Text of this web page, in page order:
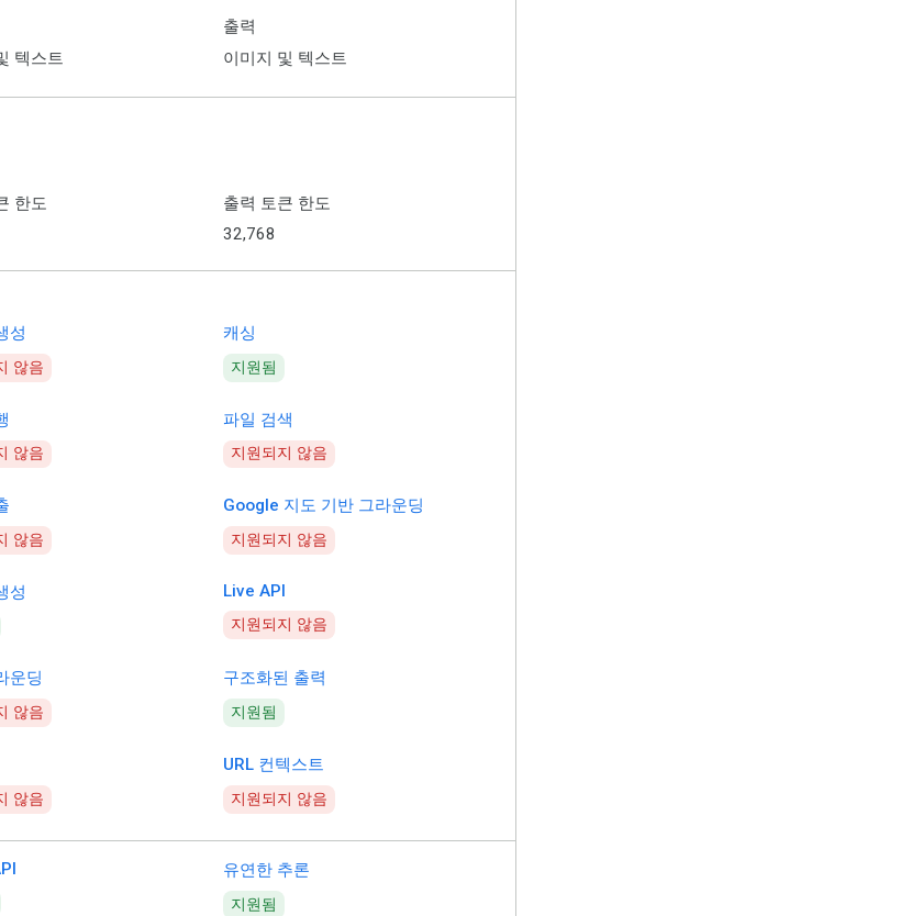
텍스트
출력
이미지 및 텍스트
한도
출력 토큰 한도
32,768
성
않음
캐싱
지원됨
않음
파일 검색
지원되지 않음
않음
Google 지도 기반 그라운딩
지원되지 않음
성 Live API
지원되지 않음
운딩
않음
구조화된 출력
지원됨
않음
URL 컨텍스트
지원되지 않음
유연한 추론
지원됨